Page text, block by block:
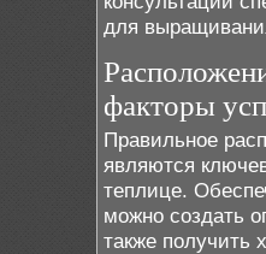
для
факторы
Правильное
являются
теплице.
можно создать
также получить